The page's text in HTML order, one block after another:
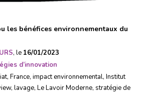
les bénéfices environnementaux du
, le 16/01/2023
d’innovation
, France, impact environnemental, Institut
, lavage, Le Lavoir Moderne, stratégie de